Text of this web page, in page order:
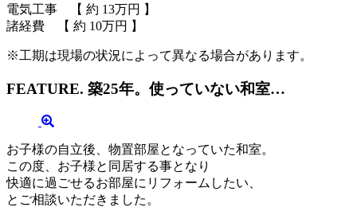
電気工事 【 約 13万円 】
諸経費 【 約 10万円 】
※工期は現場の状況によって異なる場合があります。
FEATURE. 築25年。使っていない和室…
お子様の自立後、物置部屋となっていた和室。
この度、お子様と同居する事となり
快適に過ごせるお部屋にリフォームしたい、
とご相談いただきました。